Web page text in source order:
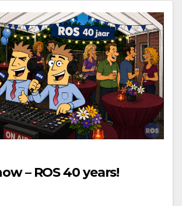
– ROS 40 years!